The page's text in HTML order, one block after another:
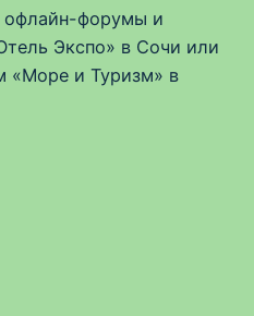
офлайн-форумы и
Экспо» в Сочи или
«Море и Туризм» в